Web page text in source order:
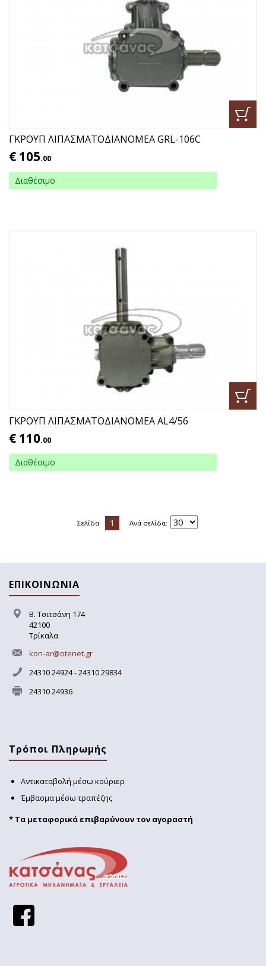
ΓΚΡΟΥΠ ΛΙΠΑΣΜΑΤΟΔΙΑΝΟΜΕΑ GRL-106C
€ 105.00
Διαθέσιμο
ΓΚΡΟΥΠ ΛΙΠΑΣΜΑΤΟΔΙΑΝΟΜΕΑ AL4/56
€ 110.00
Διαθέσιμο
Σελίδα: 1 Ανά σελίδα:
ΕΠΙΚΟΙΝΩΝΙΑ
Β. Τσιτσάνη 174
42100
Τρίκαλα
kon-ar@otenet.gr
24310 24924 - 24310 29834
24310 24936
Τρόποι Πληρωμής
Αντικαταβολή μέσω κούριερ
Έμβασμα μέσω τραπέζης
* Τα μεταφορικά επιβαρύνουν τον αγοραστή